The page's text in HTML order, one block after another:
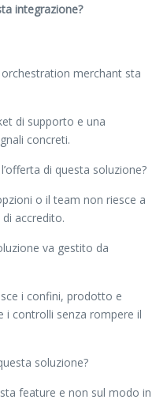
integrazione?
orchestration merchant sta
di supporto e una
concreti.
di questa soluzione?
o il team non riesce a
accredito.
va gestito da
i confini, prodotto e
i controlli senza rompere il
soluzione?
feature e non sul modo in